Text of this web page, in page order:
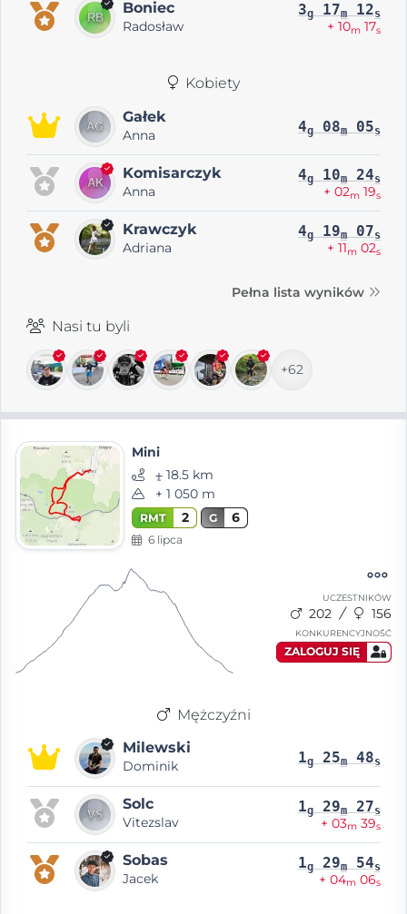
Boniec
Radosław
3g 17m 12s
+ 10m 17s
Kobiety
Gałek
Anna 4g 08m 05s
Komisarczyk
Anna
4g 10m 24s
+ 02m 19s
Krawczyk
Adriana
4g 19m 07s
+ 11m 02s
Pełna lista wyników
Nasi tu byli
+62
Mini
⨦ 18.5 km
+ 1 050 m
RMT 2 G 6
6 lipca
UCZESTNIKÓW
202 156
KONKURENCYJNOŚĆ
ZALOGUJ SIĘ
Mężczyźni
Milewski
Dominik 1g 25m 48s
Solc
Vitezslav
1g 29m 27s
+ 03m 39s
Sobas
Jacek
1g 29m 54s
+ 04m 06s